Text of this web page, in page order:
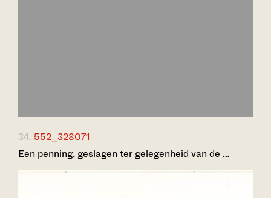
34. 552_328071
Een penning, geslagen ter gelegenheid van de …